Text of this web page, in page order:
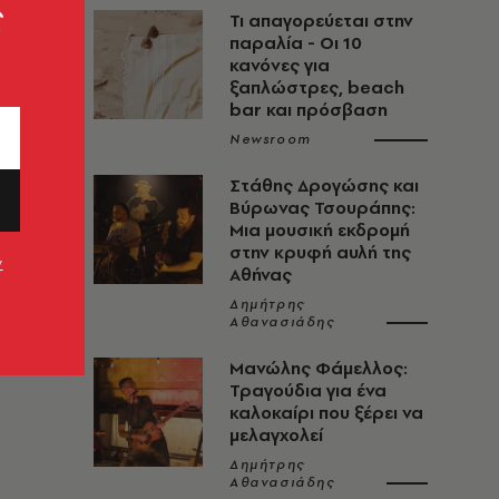
Τι απαγορεύεται στην
παραλία - Οι 10
κανόνες για
ξαπλώστρες, beach
bar και πρόσβαση
Newsroom
Στάθης Δρογώσης και
Βύρωνας Τσουράπης:
Μια μουσική εκδρομή
στην κρυφή αυλή της
Αθήνας
Δημήτρης
Αθανασιάδης
Μανώλης Φάμελλος:
Τραγούδια για ένα
καλοκαίρι που ξέρει να
μελαγχολεί
Δημήτρης
Αθανασιάδης